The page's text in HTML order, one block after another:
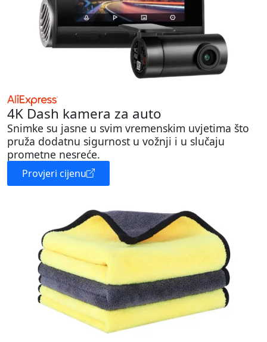
4K Dash kamera za auto
Snimke su jasne u svim vremenskim uvjetima što
pruža dodatnu sigurnost u vožnji i u slučaju
prometne nesreće.
Provjeri cijenu